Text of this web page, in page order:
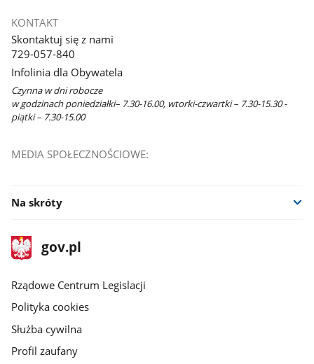
nowym
KONTAKT
Skontaktuj się z nami
729-057-840
Infolinia dla Obywatela
Czynna w dni robocze
w godzinach poniedziałki– 7.30-16.00, wtorki-czwartki – 7.30-15.30 -
piątki – 7.30-15.00
MEDIA SPOŁECZNOŚCIOWE:
Na skróty
stopka
gov.plStrona
gov.pl
Rządowe Centrum Legislacji
Polityka cookies
Służba cywilna
Profil zaufany